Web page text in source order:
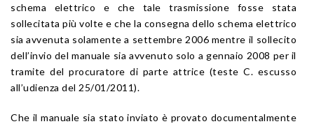
schema elettrico e che tale trasmissione fosse stata
sollecitata più volte e che la consegna dello schema elettrico
sia avvenuta solamente a settembre 2006 mentre il sollecito
dell’invio del manuale sia avvenuto solo a gennaio 2008 per il
tramite del procuratore di parte attrice (teste C. escusso
all’udienza del 25/01/2011).
Che il manuale sia stato inviato è provato documentalmente